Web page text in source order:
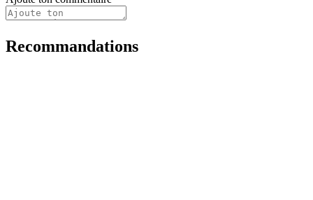
Recommandations